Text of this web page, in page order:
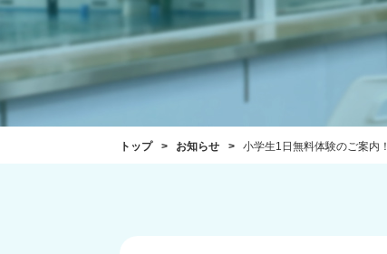
トップ お知らせ 小学生1日無料体験のご案内！